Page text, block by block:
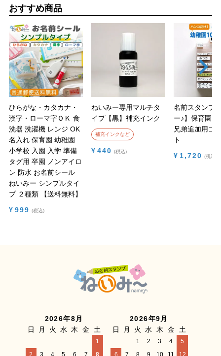
おすすめ商品
ひらがな・カタカナ・
漢字・ローマ字ＯＫ 食
洗器 洗濯機 レンジ OK
名入れ 保育園 幼稚園
小学校 入園 入学 準備
タグ用 卒園 ノンアイロ
ン 防水 お名前シール
ねいみー シンプルタイ
プ ２種類 【送料無料】
¥ 999 税込
ねいみー専用マルチタ
イプ【黒】補充インク
補充インクなど
¥ 440 税込
名前スタンプ
ー♪】保育園・
兄弟追加用ゴ
ト
¥ 1,720 税込
2026年8月
日
月 火 水 木 金 土
1
2026年9月
日
月 火 水 木 金 土
1 2 3 4
5